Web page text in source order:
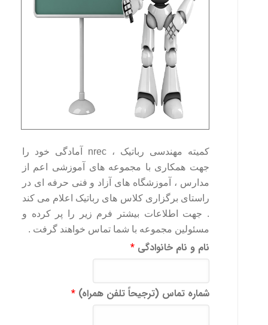
کمیته مهندسی رباتیک ، nrec آمادگی خود را
جهت همکاری با مجموعه های آموزشی اعم از
مدارس ، آموزشگاه های آزاد و فنی حرفه ای در
راستای برگزاری کلاس های رباتیک اعلام می کند
. جهت اطلاعات بیشتر فرم زیر را پر کرده و
مسئولین مجموعه با شما تماس خواهند گرفت .
نام و نام خانوادگی*
شماره تماس (ترجیحاً تلفن همراه)*